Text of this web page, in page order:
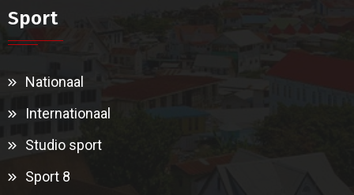
Sport
Nationaal
Internationaal
Studio sport
Sport 8